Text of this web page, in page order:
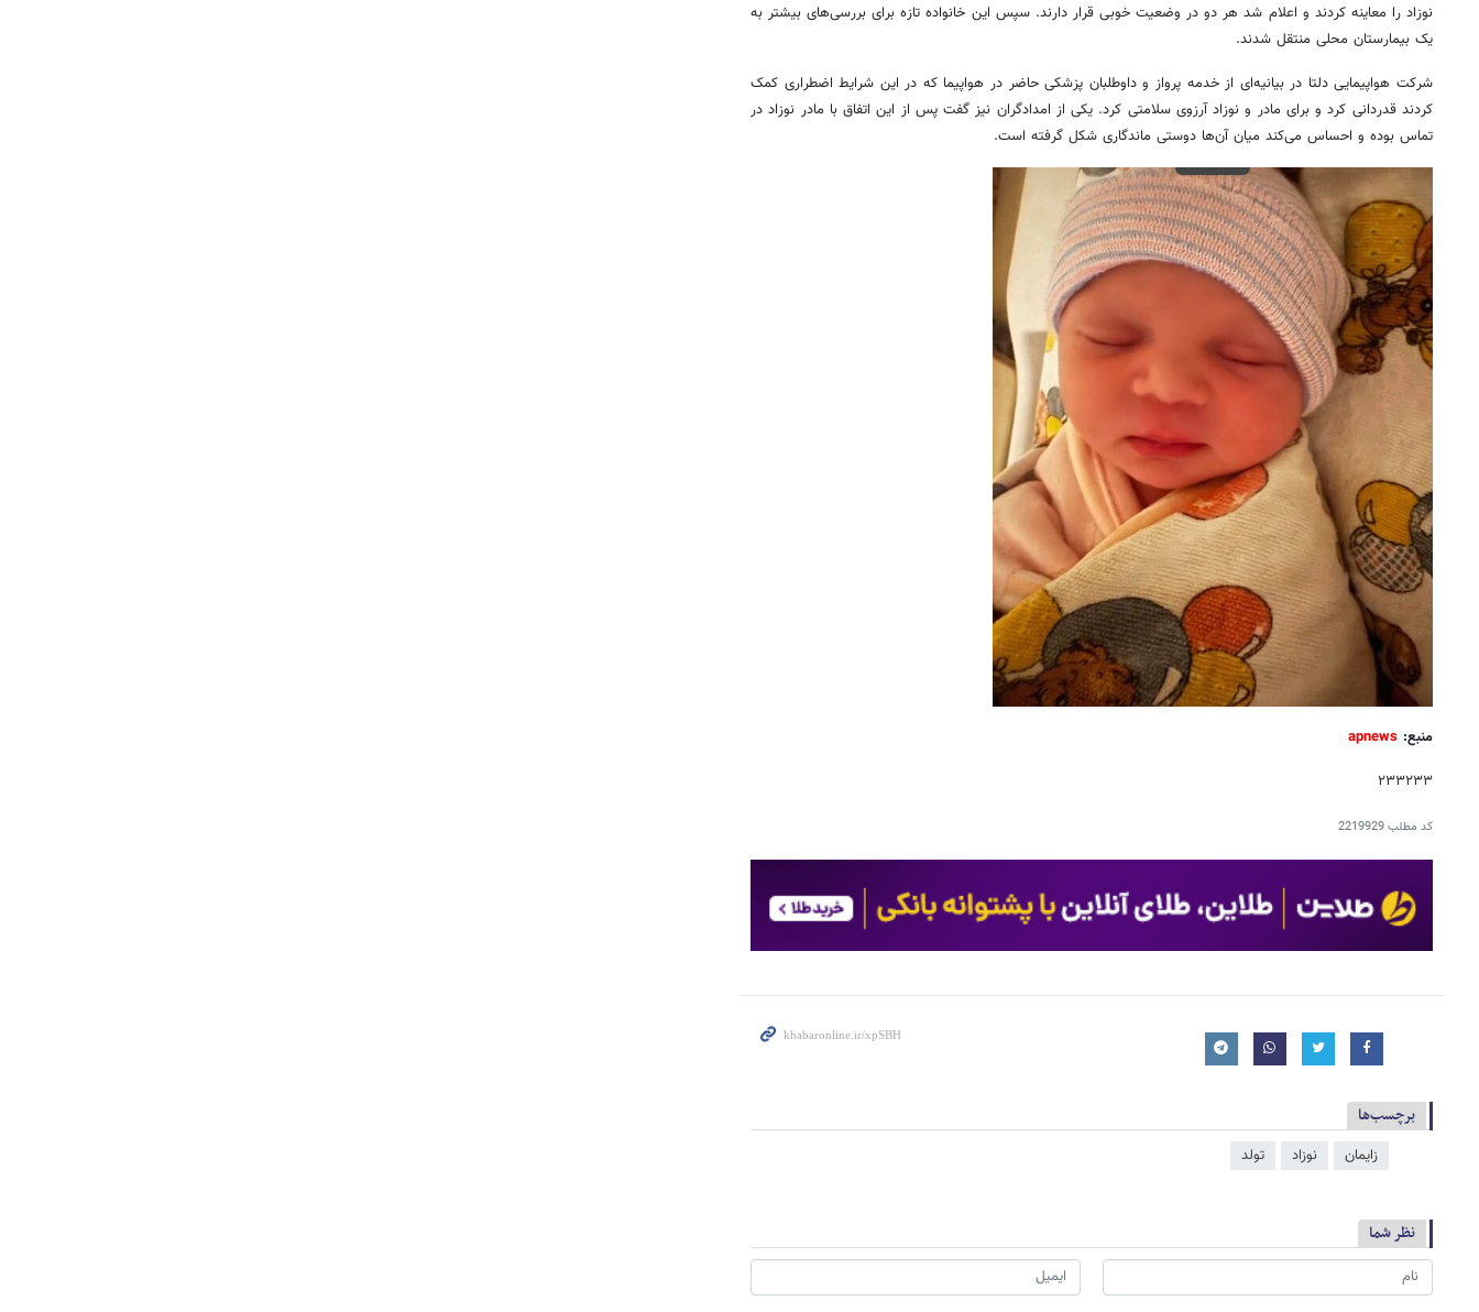
نوزاد را معاینه کردند و اعلام شد هر دو در وضعیت خوبی قرار دارند. سپس این خانواده تازه برای بررسی‌های بیشتر به
یک بیمارستان محلی منتقل شدند.
شرکت هواپیمایی دلتا در بیانیه‌ای از خدمه پرواز و داوطلبان پزشکی حاضر در هواپیما که در این شرایط اضطراری کمک
کردند قدردانی کرد و برای مادر و نوزاد آرزوی سلامتی کرد. یکی از امدادگران نیز گفت پس از این اتفاق با مادر نوزاد در
تماس بوده و احساس می‌کند میان آن‌ها دوستی ماندگاری شکل گرفته است.
منبع: apnews
۲۳۳۲۳۳
کد مطلب2219929
برچسب‌ها
زایمان نوزاد تولد
نظر شما